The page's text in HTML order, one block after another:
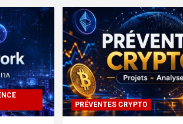
PRÉVENTES CRYPTO